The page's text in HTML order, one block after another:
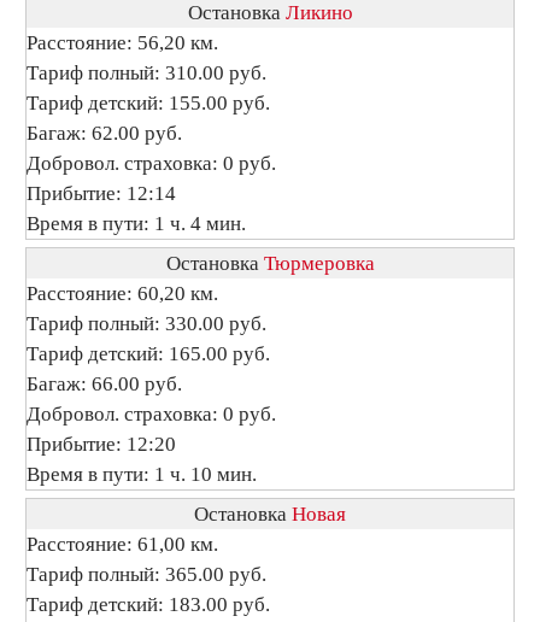
Остановка Ликино
Расстояние: 56,20 км.
Тариф полный: 310.00 руб.
Тариф детский: 155.00 руб.
Багаж: 62.00 руб.
Добровол. страховка: 0 руб.
Прибытие: 12:14
Время в пути: 1 ч. 4 мин.
Остановка Тюрмеровка
Расстояние: 60,20 км.
Тариф полный: 330.00 руб.
Тариф детский: 165.00 руб.
Багаж: 66.00 руб.
Добровол. страховка: 0 руб.
Прибытие: 12:20
Время в пути: 1 ч. 10 мин.
Остановка Новая
Расстояние: 61,00 км.
Тариф полный: 365.00 руб.
Тариф детский: 183.00 руб.